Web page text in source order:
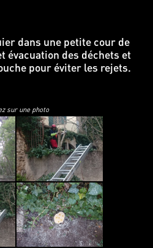
dans une petite cour de
évacuation des déchets et
pour éviter les rejets.
sur une photo